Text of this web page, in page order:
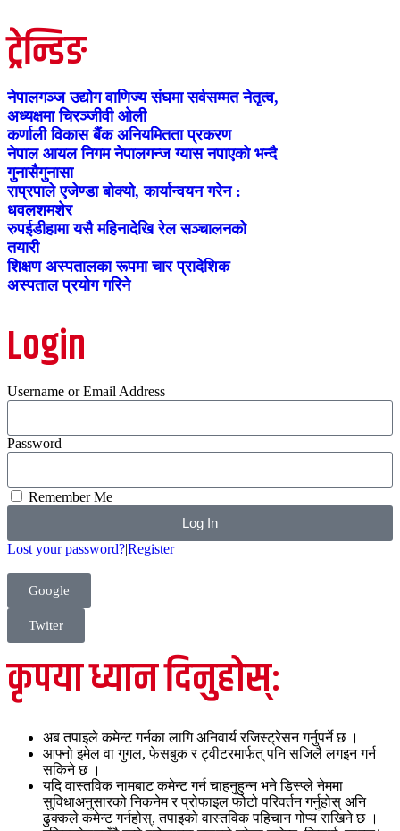
ट्रेन्डिङ
नेपालगञ्ज उद्योग वाणिज्य संघमा सर्वसम्मत नेतृत्व,
अध्यक्षमा चिरञ्जीवी ओली
कर्णाली विकास बैंक अनियमितता प्रकरण
नेपाल आयल निगम नेपालगन्ज ग्यास नपाएको भन्दै
गुनासैगुनासा
राप्रपाले एजेण्डा बोक्यो, कार्यान्वयन गरेन :
धवलशमशेर
रुपईडीहामा यसै महिनादेखि रेल सञ्चालनको
तयारी
शिक्षण अस्पतालका रूपमा चार प्रादेशिक
अस्पताल प्रयोग गरिने
Login
Username or Email Address
Password
Remember Me
Log In
Lost your password?|Register
Google
Twiter
कृपया ध्यान दिनुहोस्:
अब तपाइले कमेन्ट गर्नका लागि अनिवार्य रजिस्ट्रेसन गर्नुपर्ने छ ।
आफ्नो इमेल वा गुगल, फेसबुक र ट्वीटरमार्फत् पनि सजिलै लगइन गर्न
सकिने छ ।
यदि वास्तविक नामबाट कमेन्ट गर्न चाहनुहुन्न भने डिस्प्ले नेममा
सुविधाअनुसारको निकनेम र प्रोफाइल फोटो परिवर्तन गर्नुहोस् अनि
ढुक्कले कमेन्ट गर्नहोस्, तपाइको वास्तविक पहिचान गोप्य राखिने छ ।